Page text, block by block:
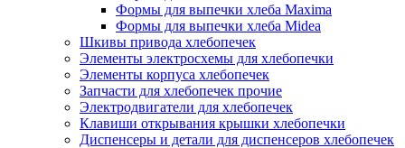
Формы для выпечки хлеба Maxima
Формы для выпечки хлеба Midea
Шкивы привода хлебопечек
Элементы электросхемы для хлебопечки
Элементы корпуса хлебопечек
Запчасти для хлебопечек прочие
Электродвигатели для хлебопечек
Клавиши открывания крышки хлебопечки
Диспенсеры и детали для диспенсеров хлебопечек